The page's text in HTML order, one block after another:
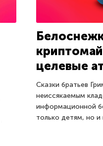
целевые
Сказки братьев
неиссякаемым
информационной
только детям, но и